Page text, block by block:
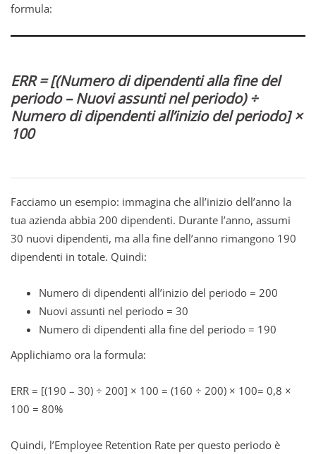
formula:
ERR = [(Numero di dipendenti alla fine del
periodo – Nuovi assunti nel periodo​) ÷
Numero di dipendenti all’inizio del periodo] ×
100
Facciamo un esempio: immagina che all’inizio dell’anno la
tua azienda abbia 200 dipendenti. Durante l’anno, assumi
30 nuovi dipendenti, ma alla fine dell’anno rimangono 190
dipendenti in totale. Quindi:
Numero di dipendenti all’inizio del periodo = 200
Nuovi assunti nel periodo = 30
Numero di dipendenti alla fine del periodo = 190
Applichiamo ora la formula:
ERR = [(190 – 30) ÷ 200] × 100 = (160 ÷ 200) × 100= 0,8 ×
100 = 80%
Quindi, l’Employee Retention Rate per questo periodo è